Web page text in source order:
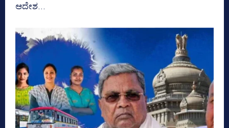
ಆದೇಶ...